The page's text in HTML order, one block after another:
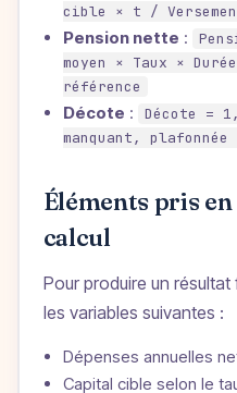
cible × t /
Pension nette :
moyen × Taux ×
référence
Décote :
Décote =
manquant, plafonnée
Éléments pris
calcul
Pour produire un
les variables suivantes :
Dépenses annuelles
Capital cible selon le